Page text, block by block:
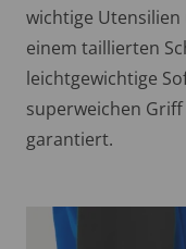
wichtige
einem taillierten
leichtgewichtige
superweichen
garantiert.